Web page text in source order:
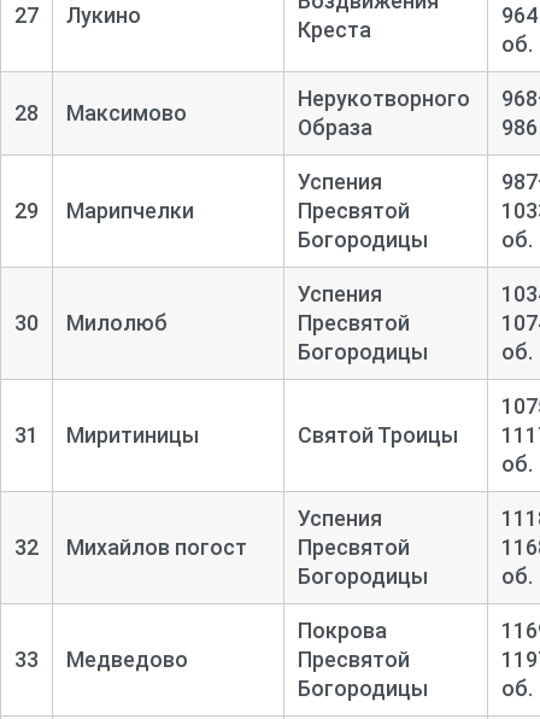
27 Лукино
Креста
964
об.
28 Максимово
Нерукотворного
Образа
986
29 Марипчелки
Успения
Пресвятой
Богородицы
об.
30 Милолюб
Успения
Пресвятой
Богородицы
об.
31 Миритиницы Святой Троицы
об.
32 Михайлов погост
Успения
Пресвятой
Богородицы
об.
33 Медведово
Покрова
Пресвятой
Богородицы
об.